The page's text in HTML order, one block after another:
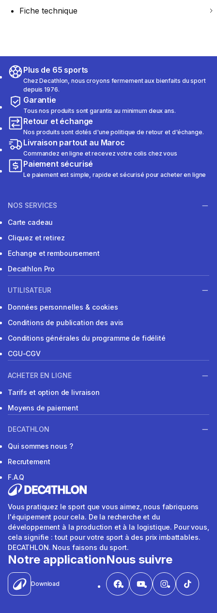
Fiche technique
Plus de 65 sports
Chez Decathlon, nous croyons fermement aux bienfaits du sport
depuis 1976.
Garantie
Tous nos produits sont garantis au minimum deux ans.
Retour et échange
Nos produits sont dotés d'une politique de retour et d'échange.
Livraison partout au Maroc
Commandez en ligne et recevez votre colis chez vous
Paiement sécurisé
Le paiement est simple, rapide et sécurisé pour acheter en ligne
NOS SERVICES
Carte cadeau
Cliquez et retirez
Echange et remboursement
Decathlon Pro
UTILISATEUR
Données personnelles & cookies
Conditions de publication des avis
Conditions générales du programme de fidélité
CGU-CGV
ACHETER EN LIGNE
Tarifs et option de livraison
Moyens de paiement
DECATHLON
Qui sommes nous ?
Recrutement
F.A.Q
Vous pratiquez le sport que vous aimez, nous fabriquons
l'équipement pour cela. De la recherche et du
développement à la production et à la logistique. Pour vous,
cela signifie : tout pour votre sport à des prix imbattables.
DECATHLON. Nous faisons du sport.
Notre application
Download
Nous suivre